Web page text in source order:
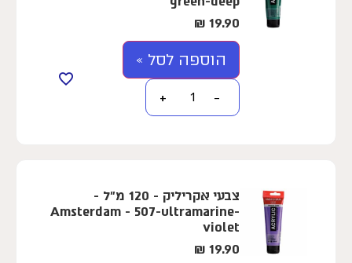
19.90
₪
הוספה לסל »
−
+
צבעי אקריליק - 120 מ"ל -
Amsterdam - 507-ultramarine-
violet
19.90
₪